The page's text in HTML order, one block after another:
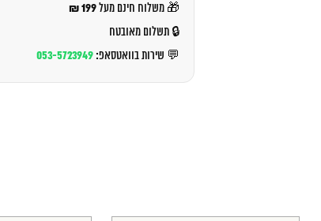
🎁 משלוח חינם מעל199 ₪
🔒 תשלום מאובטח
💬 שירות בוואטסאפ: 053-5723949